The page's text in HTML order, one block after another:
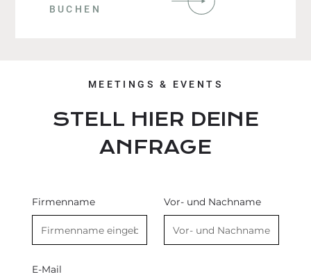
BUCHEN
MEETINGS & EVENTS
STELL HIER DEINE
ANFRAGE
Firmenname Vor- und Nachname
E-Mail